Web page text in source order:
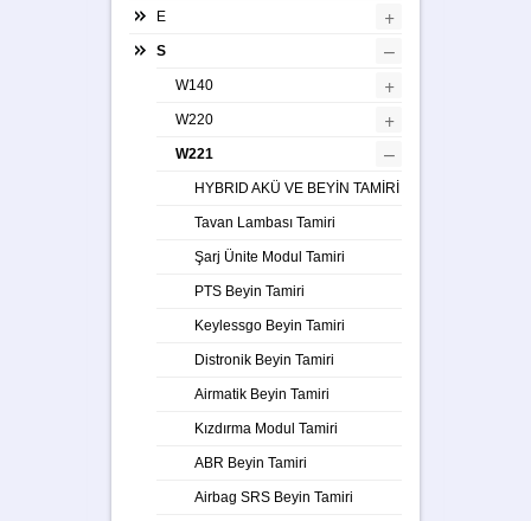
E +
S –
W140 +
W220 +
W221 –
HYBRID AKÜ VE BEYİN TAMİRİ
Tavan Lambası Tamiri
Şarj Ünite Modul Tamiri
PTS Beyin Tamiri
Keylessgo Beyin Tamiri
Distronik Beyin Tamiri
Airmatik Beyin Tamiri
Kızdırma Modul Tamiri
ABR Beyin Tamiri
Airbag SRS Beyin Tamiri